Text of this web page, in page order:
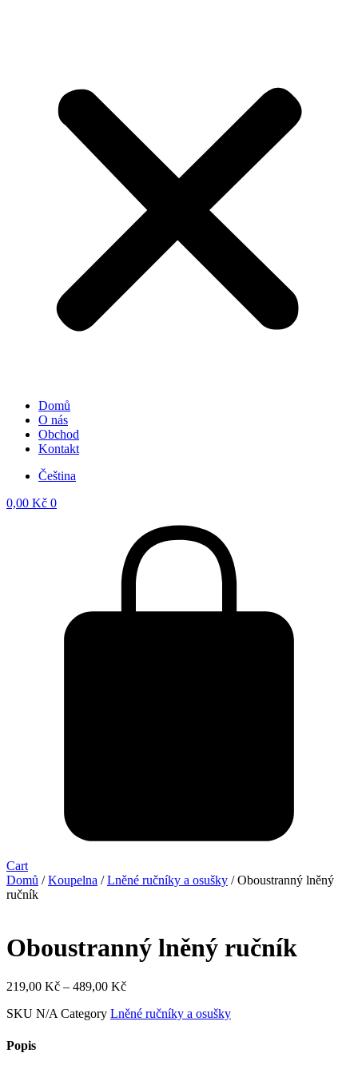
Domů
O nás
Obchod
Kontakt
Čeština
0,00 Kč 0
Cart
Domů /Koupelna /Lněné ručníky a osušky / Oboustranný lněný
ručník
Oboustranný lněný ručník
219,00 Kč – 489,00 KčRozpětí
219,00 Kč
SKU N/ACategory Lněné ručníky a osušky
Popis